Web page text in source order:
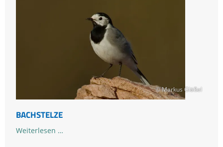
© Markus Gläßel
BACHSTELZE
Weiterlesen …Bachstelze